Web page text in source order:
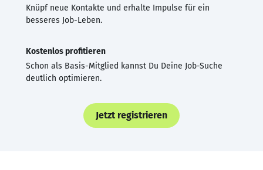
Knüpf neue Kontakte und erhalte Impulse für ein
besseres Job-Leben.
Kostenlos profitieren
Schon als Basis-Mitglied kannst Du Deine Job-Suche
deutlich optimieren.
Jetzt registrieren